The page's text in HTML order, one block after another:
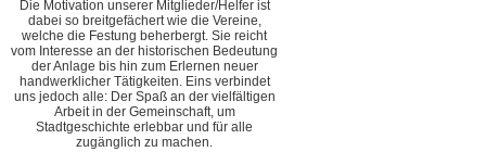
Die Motivation unserer Mitglieder/Helfer ist
dabei so breitgefächert wie die Vereine,
welche die Festung beherbergt. Sie reicht
vom Interesse an der historischen Bedeutung
der Anlage bis hin zum Erlernen neuer
handwerklicher Tätigkeiten. Eins verbindet
uns jedoch alle: Der Spaß an der vielfältigen
Arbeit in der Gemeinschaft, um
Stadtgeschichte erlebbar und für alle
zugänglich zu machen.